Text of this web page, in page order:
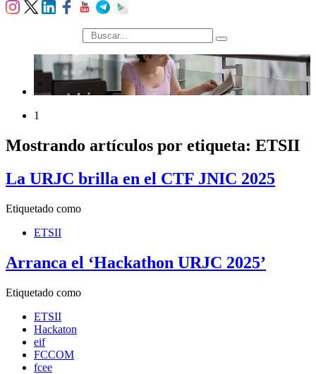
búsqueda
1
Mostrando artículos por etiqueta: ETSII
La URJC brilla en el CTF JNIC 2025
Etiquetado como
ETSII
Arranca el ‘Hackathon URJC 2025’
Etiquetado como
ETSII
Hackaton
eif
FCCOM
fcee